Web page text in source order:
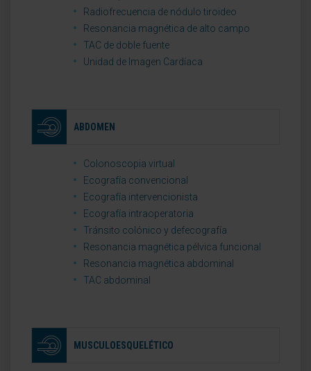
Radiofrecuencia de nódulo tiroideo
Resonancia magnética de alto campo
TAC de doble fuente
Unidad de Imagen Cardíaca
ABDOMEN
Colonoscopia virtual
Ecografía convencional
Ecografía intervencionista
Ecografía intraoperatoria
Tránsito colónico y defecografía
Resonancia magnética pélvica funcional
Resonancia magnética abdominal
TAC abdominal
MUSCULOESQUELÉTICO